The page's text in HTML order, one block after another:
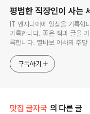
평범한 직장인이 사는
IT 엔지니어에 일상을 기록합
기록합니다. 좋은 책과 글을 기록합니다. 쉬운 금융 정보를 기
록합니다. 딸바보 아빠
구독하기
맛집 글자국 의 다른 글